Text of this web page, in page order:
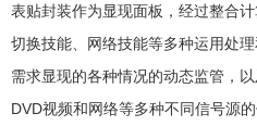
表贴封装作为显现面板，经过整合
切换技能、网络技能等多种运用处
需求显现的各种情况的动态监管，
DVD视频和网络等多种不同信号源